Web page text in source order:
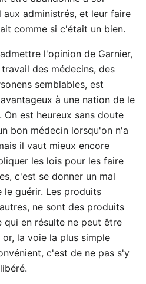
administrés, et leur faire
comme si c'était un bien.
l'opinion de Garnier,
des médecins, des
semblables, est
à une nation de le
est heureux sans doute
bon médecin lorsqu'on n'a
il vaut mieux encore
les lois pour les faire
c'est se donner un mal
le guérir. Les produits
ne sont des produits
en résulte ne peut être
la voie la plus simple
c'est de ne pas s'y